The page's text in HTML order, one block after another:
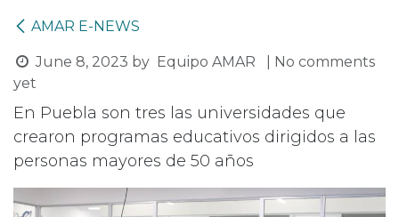
AMAR E-NEWS
June 8, 2023 by Equipo AMAR
| No comments
yet
En Puebla son tres las universidades que
crearon programas educativos dirigidos a las
personas mayores de 50 años